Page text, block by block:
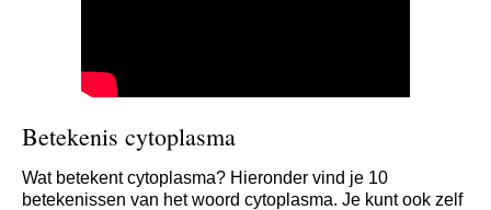
Betekenis cytoplasma
Wat betekent cytoplasma? Hieronder vind je 10
betekenissen van het woord cytoplasma. Je kunt ook zelf